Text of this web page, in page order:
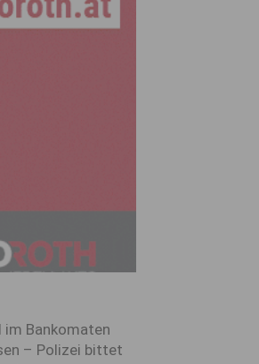
im Bankomaten
– Polizei bittet